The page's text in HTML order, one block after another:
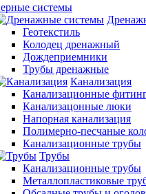
системы
Геотекстиль
Колодец дренажный
Дождеприемники
Трубы дренажные
Канализация
Канализационные
Канализацонные люки
Напорная канализация
Полимерно-песчаные
Канализационные трубы
Трубы
Канализационные трубы
Металлопластиковые